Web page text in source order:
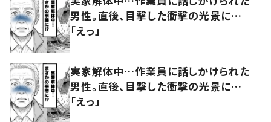
男性。直後、目撃した衝撃の光景に…
「えっ」
実家解体中…作業員に話しかけられた
男性。直後、目撃した衝撃の光景に…
「えっ」